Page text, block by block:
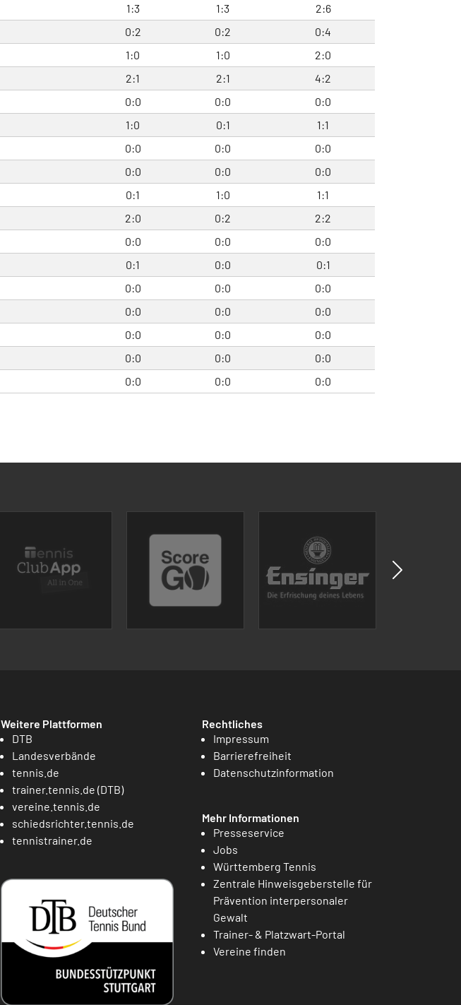
1:3 1:3
2:6
0:2 0:2
0:4
1:0 1:0
2:0
2:1 2:1
4:2
0:0 0:0
0:0
1:0 0:1
1:1
0:0 0:0
0:0
0:0 0:0
0:0
0:1 1:0
1:1
2:0 0:2
2:2
0:0 0:0
0:0
0:1 0:0
0:1
0:0 0:0
0:0
0:0 0:0
0:0
0:0 0:0
0:0
0:0 0:0
0:0
0:0 0:0 0:0
Weitere Plattformen
DTB
Landesverbände
tennis.de
trainer.tennis.de (DTB)
vereine.tennis.de
schiedsrichter.tennis.de
tennistrainer.de
Rechtliches
Impressum
Barrierefreiheit
Datenschutzinformation
Mehr Informationen
Presseservice
Jobs
Württemberg Tennis
Zentrale Hinweisgeberstelle für
Prävention interpersonaler
Gewalt
Trainer- & Platzwart-Portal
Vereine finden